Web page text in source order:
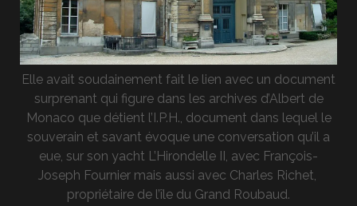
Elle avait soudainement fait le lien avec un document
surprenant qui figure dans les archives d’Albert de
Monaco que détient l’I.P.H., document dans lequel le
souverain et savant évoque une conversation qu’il a
eue, sur son yacht L’Hirondelle II, avec François-
Joseph Fournier mais aussi avec Charles Richet,
propriétaire de l’île du Grand Roubaud.